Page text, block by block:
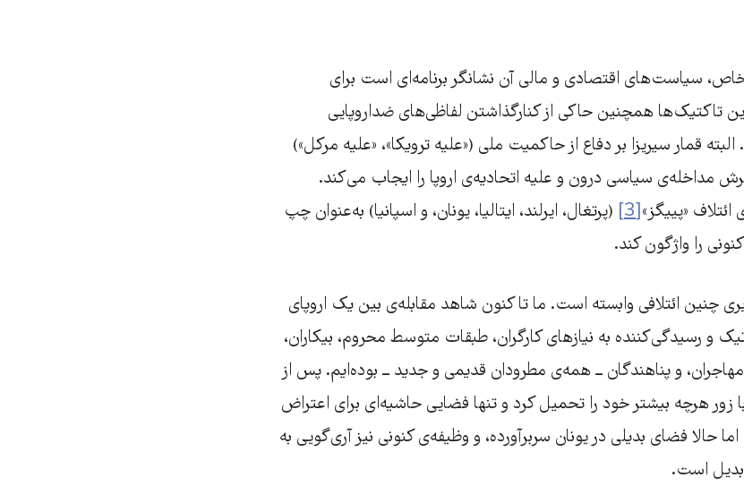
سیاست‌های اقتصادی و مالی آن نشانگر برنامه‌ای است برای
تاکتیک‌ها همچنین حاکی از کنارگذاشتن لفاظی‌های ضداروپایی
قمار سیریزا بر دفاع از حاکمیت ملی («علیه ترویکا»، «علیه مرکل»)
مداخله‌ی سیاسی درون و علیه اتحادیه‌ی اروپا را ایجاب می‌کند.
«پییگز»[3]
(پرتغال، ایرلند، ایتالیا، یونان، و اسپانیا) به‌عنوان چپ
را واژگون کند.
چنین ائتلافی وابسته است. ما تا کنون شاهد مقابله‌ی بین یک اروپای
و رسیدگی‌کننده به نیازهای کارگران، طبقات متوسط محروم، بیکاران،
و پناهندگان ــ همه‌ی مطرودان قدیمی و جدید ــ بوده‌ایم. پس از
نولیبرال با زور هرچه بیشتر خود را تحمیل کرد و تنها فضایی حاشیه‌ای برای اعتراض
حالا فضای بدیلی در یونان سربرآورده، و وظیفه‌ی کنونی نیز آری‌گویی به
است.